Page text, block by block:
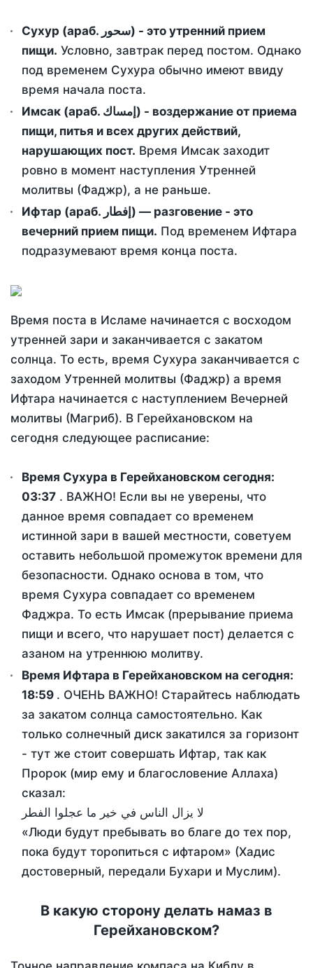
Сухур (араб. سحور) - это утренний прием
пищи. Условно, завтрак перед постом. Однако
под временем Сухура обычно имеют ввиду
время начала поста.
Имсак (араб. إمساك) - воздержание от приема
пищи, питья и всех других действий,
нарушающих пост. Время Имсак заходит
ровно в момент наступления Утренней
молитвы (Фаджр), а не раньше.
Ифтар (араб. إفطار) — разговение - это
вечерний прием пищи. Под временем Ифтара
подразумевают время конца поста.
Время поста в Исламе начинается с восходом
утренней зари и заканчивается с закатом
солнца. То есть, время Сухура заканчивается с
заходом Утренней молитвы (Фаджр) а время
Ифтара начинается с наступлением Вечерней
молитвы (Магриб). В Герейхановском на
сегодня следующее расписание:
Время Сухура в Герейхановском сегодня:
03:37 . ВАЖНО! Если вы не уверены, что
данное время совпадает со временем
истинной зари в вашей местности, советуем
оставить небольшой промежуток времени для
безопасности. Однако основа в том, что
время Сухура совпадает со временем
Фаджра. То есть Имсак (прерывание приема
пищи и всего, что нарушает пост) делается с
азаном на утреннюю молитву.
Время Ифтара в Герейхановском на сегодня:
18:59 . ОЧЕНЬ ВАЖНО! Старайтесь наблюдать
за закатом солнца самостоятельно. Как
только солнечный диск закатился за горизонт
- тут же стоит совершать Ифтар, так как
Пророк (мир ему и благословение Аллаха)
сказал:
لا يزال الناس في خير ما عجلوا الفطر
«Люди будут пребывать во благе до тех пор,
пока будут торопиться с ифтаром» (Хадис
достоверный, передали Бухари и Муслим).
В какую сторону делать намаз в
Герейхановском?